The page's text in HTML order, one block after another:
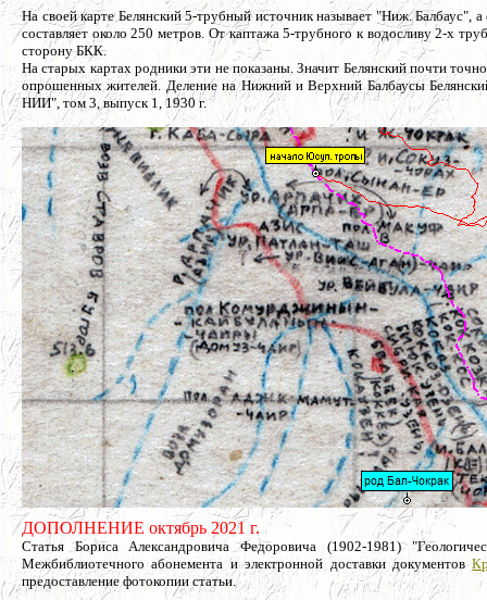
ДОПОЛНЕНИЕ октябрь 2021 г.
Статья Бориса Александровича Федоровича (1902-1981)
Межбиблиотечного абонемента и электронной доставки документов
предоставление фотокопии статьи.
На своей карте Белянский 5-трубный источник называет "Ниж. Балбаус",
составляет около 250 метров. От каптажа 5-трубного к водосливу 2-х
сторону БКК.
На старых картах родники эти не показаны. Значит Белянский почти
опрошенных жителей. Деление на Нижний и Верхний Балбаусы
НИИ", том 3, выпуск 1, 1930 г.